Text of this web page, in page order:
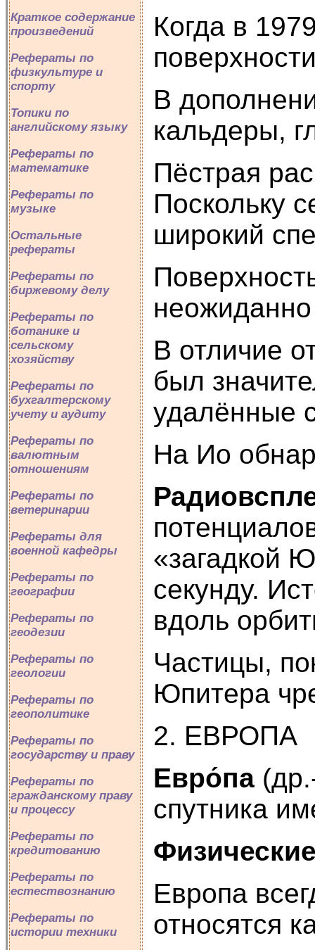
Краткое содержание
произведений
Рефераты по
физкультуре и
спорту
Топики по
английскому языку
Рефераты по
математике
Рефераты по
музыке
Остальные
рефераты
Рефераты по
биржевому делу
Рефераты по
ботанике и
сельскому
хозяйству
Рефераты по
бухгалтерскому
учету и аудиту
Рефераты по
валютным
отношениям
Рефераты по
ветеринарии
Рефераты для
военной кафедры
Рефераты по
географии
Рефераты по
геодезии
Рефераты по
геологии
Рефераты по
геополитике
Рефераты по
государству и праву
Рефераты по
гражданскому праву
и процессу
Рефераты по
кредитованию
Рефераты по
естествознанию
Рефераты по
истории техники
Когда в
В
кальдеры,
Пёстрая
Поскольку
широкий
неожиданно
В отличие
был
удалённые
На Ио
«загадкой
секунду.
вдоль
Частицы,
Юпитера
2. ЕВРОПА
Евро́па
спутника
Европа
относятся